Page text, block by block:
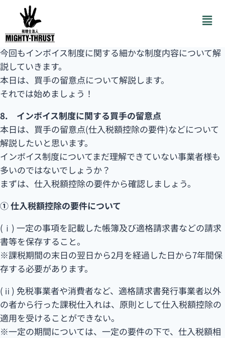
こんにちは！
税理士法人MIGHTY-THRUST佐賀オフィスです。
今回もインボイス制度に関する細かな制度内容について解
説していきます。
本日は、買手の留意点について解説します。
それでは始めましょう！
8. インボイス制度に関する買手の留意点
本日は、買手の留意点(仕入税額控除の要件)などについて
解説したいと思います。
インボイス制度についてまだ理解できていない事業者様も
多いのではないでしょうか？
まずは、仕入税額控除の要件から確認しましょう。
① 仕入税額控除の要件について
(ⅰ) 一定の事項を記載した帳簿及び適格請求書などの請求
書等を保存すること。
※課税期間の末日の翌日から2月を経過した日から7年間保
存する必要があります。
(ⅱ) 免税事業者や消費者など、適格請求書発行事業者以外
の者から行った課税仕入れは、原則として仕入税額控除の
適用を受けることができない。
※一定の期間については、一定の要件の下で、仕入税額相